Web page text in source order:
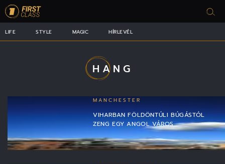
LIFE STYLE MAGIC HÍRLEVÉL
HANG
MANCHESTER
VIHARBAN FÖLDÖNTÚLI BÚGÁSTÓL
ZENG EGY ANGOL VÁROS